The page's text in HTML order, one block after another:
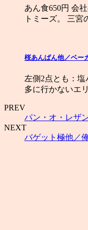
あん食650円 会
トミーズ。 三
桜あんぱん他／ベー
左側2点とも：
多に行かないエ
PREV
パン・オ・レザ
NEXT
バゲット極他／